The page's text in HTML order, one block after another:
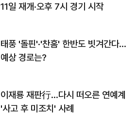
11일 재개·오후 7시 경기 시작
태풍 '돌핀'·'찬홈' 한반도 빗겨간다…
예상 경로는?
이재룡 재판行…다시 떠오른 연예계
'사고 후 미조치' 사례